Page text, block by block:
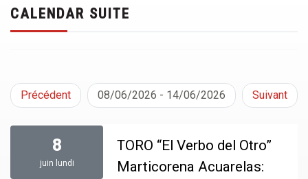
CALENDAR SUITE
Précédent 08/06/2026 - 14/06/2026 Suivant
8
juin lundi
TORO “El Verbo del Otro”
Marticorena Acuarelas: